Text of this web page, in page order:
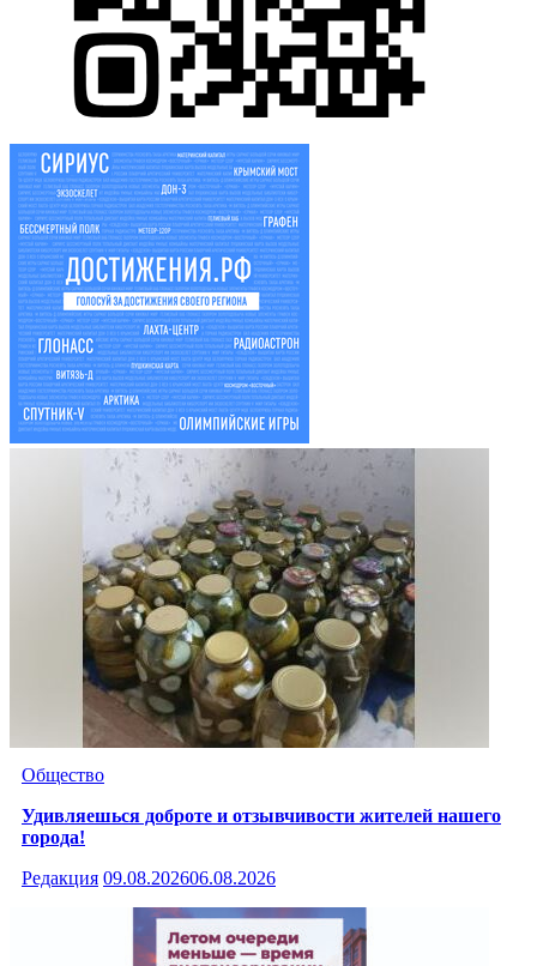
Общество
Удивляешься доброте и отзывчивости жителей нашего
города!
Редакция 09.08.202606.08.2026